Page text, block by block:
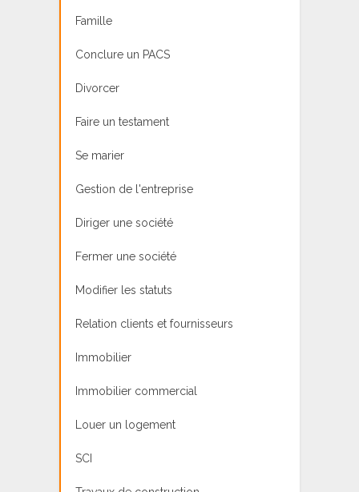
Famille
Conclure un PACS
Divorcer
Faire un testament
Se marier
Gestion de l'entreprise
Diriger une société
Fermer une société
Modifier les statuts
Relation clients et fournisseurs
Immobilier
Immobilier commercial
Louer un logement
SCI